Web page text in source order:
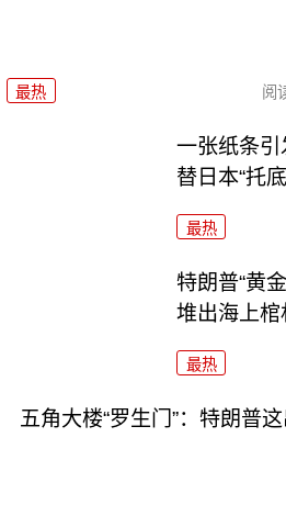
最热 阅
一张纸条
替日本“托底
最热
特朗普“黄
堆出海上棺
最热
五角大楼“罗生门”：特朗普